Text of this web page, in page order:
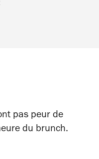
pas peur de
du brunch.